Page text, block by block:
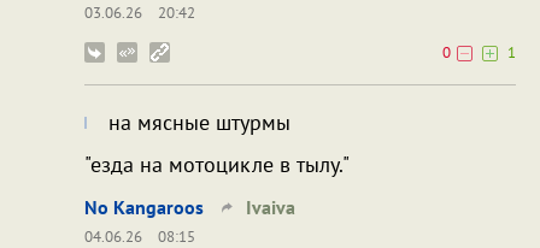
03.06.26
20:42
0
1
на мясные штурмы
"езда на мотоцикле в тылу."
No Kangaroos Ivaiva
04.06.26
08:15